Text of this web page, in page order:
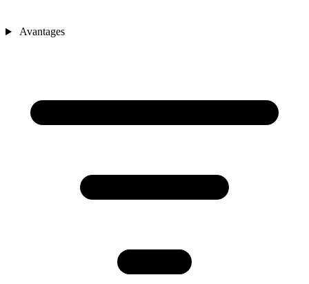
Avantages